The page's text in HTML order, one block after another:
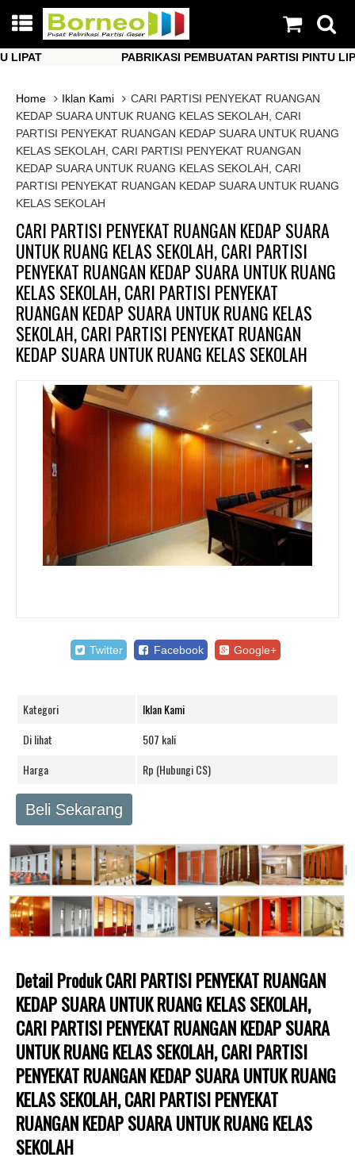
PABRIKASI PEMBUATAN PARTISI PINTU LIPAT
Home
Iklan Kami
CARI PARTISI PENYEKAT RUANGAN
KEDAP SUARA UNTUK RUANG KELAS SEKOLAH, CARI
PARTISI PENYEKAT RUANGAN KEDAP SUARA UNTUK RUANG
KELAS SEKOLAH, CARI PARTISI PENYEKAT RUANGAN
KEDAP SUARA UNTUK RUANG KELAS SEKOLAH, CARI
PARTISI PENYEKAT RUANGAN KEDAP SUARA UNTUK RUANG
KELAS SEKOLAH
CARI PARTISI PENYEKAT RUANGAN KEDAP SUARA
UNTUK RUANG KELAS SEKOLAH, CARI PARTISI
PENYEKAT RUANGAN KEDAP SUARA UNTUK RUANG
KELAS SEKOLAH, CARI PARTISI PENYEKAT
RUANGAN KEDAP SUARA UNTUK RUANG KELAS
SEKOLAH, CARI PARTISI PENYEKAT RUANGAN
KEDAP SUARA UNTUK RUANG KELAS SEKOLAH
Twitter Facebook Google+
Kategori
Iklan Kami
Di lihat
507 kali
Harga
Rp (Hubungi CS)
Beli Sekarang
Detail Produk CARI PARTISI PENYEKAT RUANGAN
KEDAP SUARA UNTUK RUANG KELAS SEKOLAH,
CARI PARTISI PENYEKAT RUANGAN KEDAP SUARA
UNTUK RUANG KELAS SEKOLAH, CARI PARTISI
PENYEKAT RUANGAN KEDAP SUARA UNTUK RUANG
KELAS SEKOLAH, CARI PARTISI PENYEKAT
RUANGAN KEDAP SUARA UNTUK RUANG KELAS
SEKOLAH